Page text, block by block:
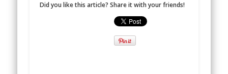
Did you like this article? Share it with your friends!